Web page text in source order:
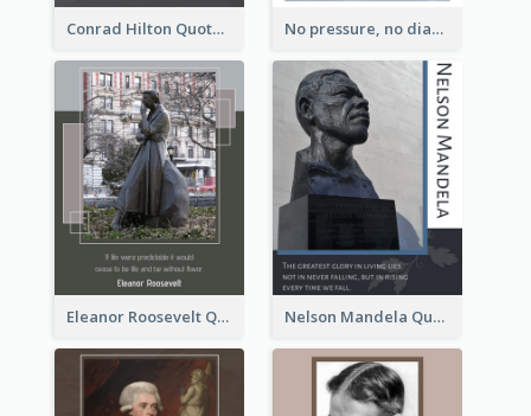
Conrad Hilton Quote No pressure, no diamonds. - Thomas Carlyle
Eleanor Roosevelt Quote Nelson Mandela Quote 02